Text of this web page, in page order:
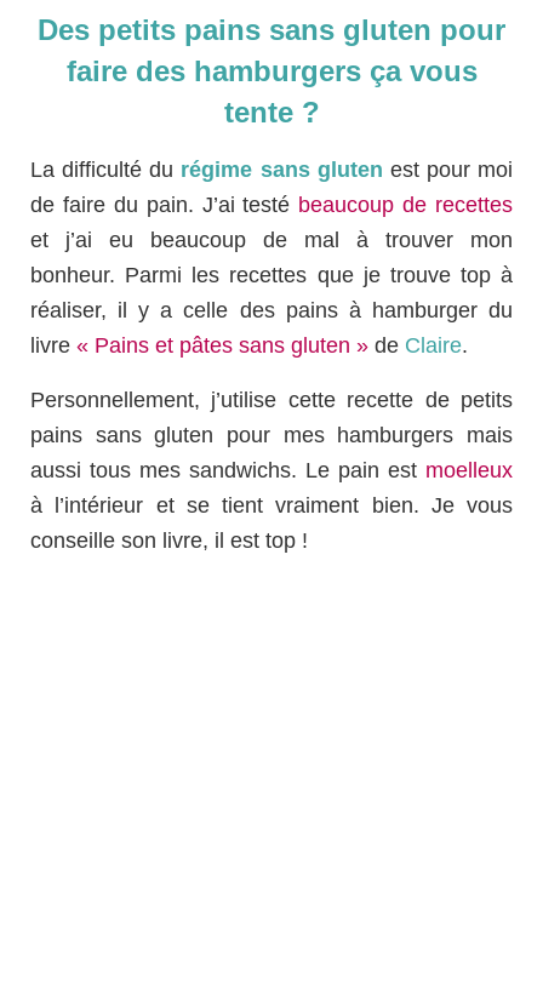
Mes livres sans gluten
Des petits pains sans gluten pour
faire des hamburgers ça vous
tente ?
La difficulté du régime sans gluten est pour moi
de faire du pain. J’ai testé beaucoup de recettes
et j’ai eu beaucoup de mal à trouver mon
bonheur. Parmi les recettes que je trouve top à
réaliser, il y a celle des pains à hamburger du
livre « Pains et pâtes sans gluten » de Claire.
Personnellement, j’utilise cette recette de petits
pains sans gluten pour mes hamburgers mais
aussi tous mes sandwichs. Le pain est moelleux
à l’intérieur et se tient vraiment bien. Je vous
conseille son livre, il est top !